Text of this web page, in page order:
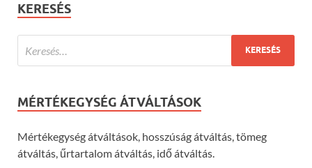
KERESÉS
MÉRTÉKEGYSÉG ÁTVÁLTÁSOK
Mértékegység átváltások, hosszúság átváltás, tömeg
átváltás, űrtartalom átváltás, idő átváltás.